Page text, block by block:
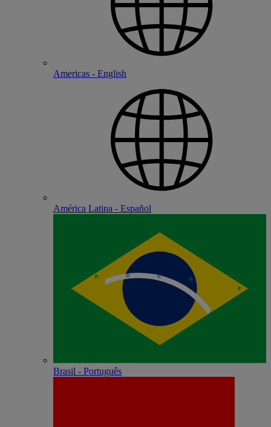
Americas - English
América Latina - Español
Brasil - Português